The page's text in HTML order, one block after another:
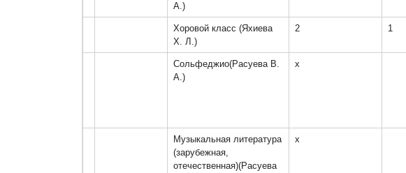
А.)
Хоровой класс (Яхиева
Х. Л.)
2 1
Сольфеджио(Расуева В.
А.)
х
Музыкальная литература
(зарубежная,
отечественная)(Расуева
х